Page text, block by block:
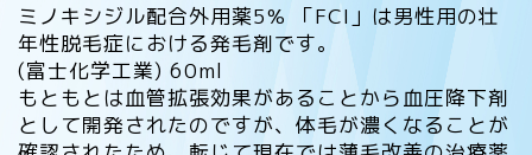
ミノキシジル配合外用薬5% 「FCI」は男性用の壮
年性脱毛症における発毛剤です。
(富士化学工業) 60ml
もともとは血管拡張効果があることから血圧降下剤
として開発されたのですが、体毛が濃くなることが